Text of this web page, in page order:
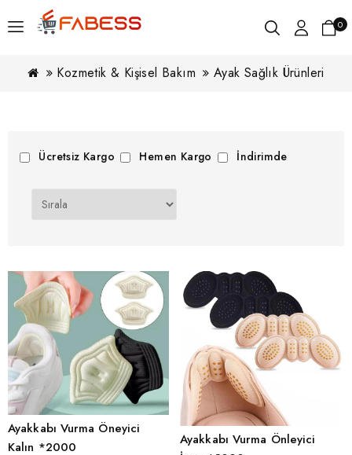
0
Kozmetik & Kişisel Bakım Ayak Sağlık Ürünleri
Ücretsiz Kargo Hemen Kargo İndirimde
Ayakkabı Vurma Öneyici
Kalın *2000
Ayakkabı Vurma Önleyici